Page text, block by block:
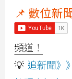
📌 數位新
頻道！
💡 追新聞》